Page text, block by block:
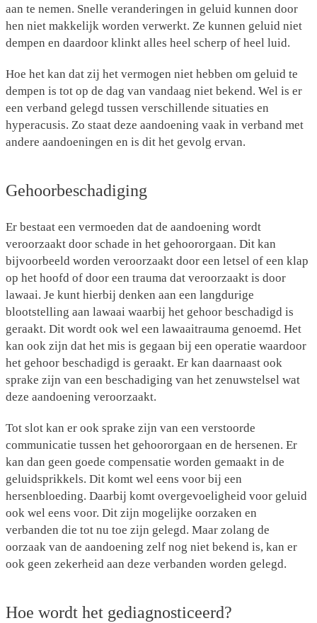
aan te nemen. Snelle veranderingen in geluid kunnen door
hen niet makkelijk worden verwerkt. Ze kunnen geluid niet
dempen en daardoor klinkt alles heel scherp of heel luid.
Hoe het kan dat zij het vermogen niet hebben om geluid te
dempen is tot op de dag van vandaag niet bekend. Wel is er
een verband gelegd tussen verschillende situaties en
hyperacusis. Zo staat deze aandoening vaak in verband met
andere aandoeningen en is dit het gevolg ervan.
Gehoorbeschadiging
Er bestaat een vermoeden dat de aandoening wordt
veroorzaakt door schade in het gehoororgaan. Dit kan
bijvoorbeeld worden veroorzaakt door een letsel of een klap
op het hoofd of door een trauma dat veroorzaakt is door
lawaai. Je kunt hierbij denken aan een langdurige
blootstelling aan lawaai waarbij het gehoor beschadigd is
geraakt. Dit wordt ook wel een lawaaitrauma genoemd. Het
kan ook zijn dat het mis is gegaan bij een operatie waardoor
het gehoor beschadigd is geraakt. Er kan daarnaast ook
sprake zijn van een beschadiging van het zenuwstelsel wat
deze aandoening veroorzaakt.
Tot slot kan er ook sprake zijn van een verstoorde
communicatie tussen het gehoororgaan en de hersenen. Er
kan dan geen goede compensatie worden gemaakt in de
geluidsprikkels. Dit komt wel eens voor bij een
hersenbloeding. Daarbij komt overgevoeligheid voor geluid
ook wel eens voor. Dit zijn mogelijke oorzaken en
verbanden die tot nu toe zijn gelegd. Maar zolang de
oorzaak van de aandoening zelf nog niet bekend is, kan er
ook geen zekerheid aan deze verbanden worden gelegd.
Hoe wordt het gediagnosticeerd?